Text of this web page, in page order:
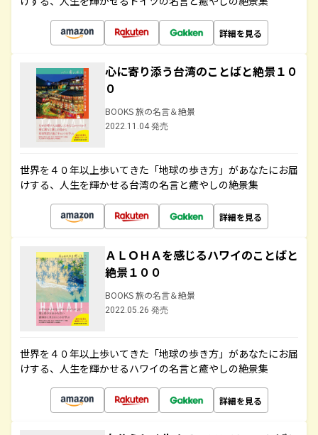
詳細を見る
心に寄り添う台湾のことばと絶景１０
０
BOOKS 旅の名言＆絶景
2022.11.04 発売
世界を４０年以上歩いてきた「地球の歩き方」があなたにお届
けする、人生を輝かせる台湾の名言と癒やしの絶景集
詳細を見る
ＡＬＯＨＡを感じるハワイのことばと
絶景１００
BOOKS 旅の名言＆絶景
2022.05.26 発売
世界を４０年以上歩いてきた「地球の歩き方」があなたにお届
けする、人生を輝かせるハワイの名言と癒やしの絶景集
詳細を見る